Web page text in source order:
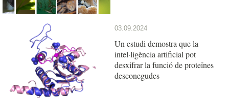
03.09.2024
Un estudi demostra que la
intel·ligència artificial pot
desxifrar la funció de proteïnes
desconegudes